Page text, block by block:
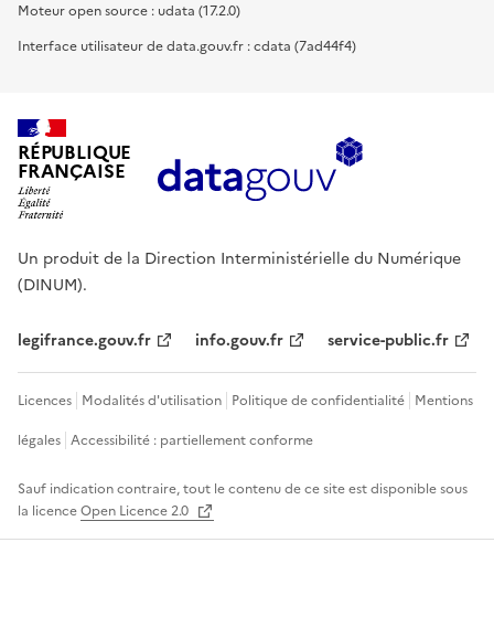
Moteur open source : udata (17.2.0)
Interface utilisateur de data.gouv.fr : cdata (7ad44f4)
RÉPUBLIQUE
FRANÇAISE
Un produit de la Direction Interministérielle du Numérique
(DINUM).
legifrance.gouv.fr info.gouv.fr service-public.fr
Licences Modalités d'utilisation Politique de confidentialité Mentions
légales Accessibilité : partiellement conforme
Sauf indication contraire, tout le contenu de ce site est disponible sous
la licenceOpen Licence 2.0